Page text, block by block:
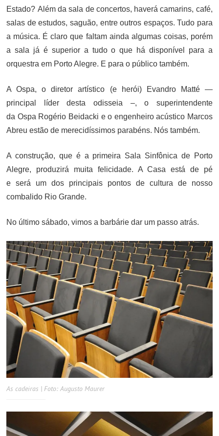
Estado? Além da sala de concertos, haverá camarins, café,
salas de estudos, saguão, entre outros espaços. Tudo para
a música. É claro que faltam ainda algumas coisas, porém
a sala já é superior a tudo o que há disponível para a
orquestra em Porto Alegre. E para o público também.
A Ospa, o diretor artístico (e herói) Evandro Matté —
principal líder desta odisseia –, o superintendente
da Ospa Rogério Beidacki e o engenheiro acústico Marcos
Abreu estão de merecidíssimos parabéns. Nós também.
A construção, que é a primeira Sala Sinfônica de Porto
Alegre, produzirá muita felicidade. A Casa está de pé
e será um dos principais pontos de cultura de nosso
combalido Rio Grande.
No último sábado, vimos a barbárie dar um passo atrás.
As cadeiras | Foto: Augusto Maurer